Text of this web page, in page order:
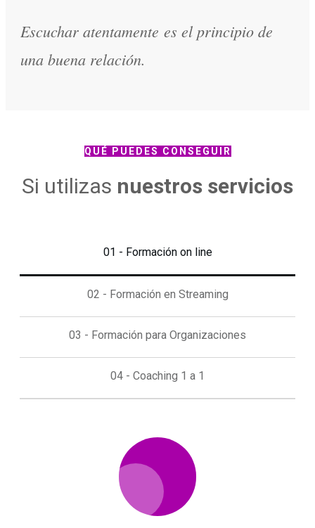
Escuchar atentamente es el principio de
una buena relación.
QUÉ PUEDES CONSEGUIR
Si utilizas nuestros servicios
01 - Formación on line
02 - Formación en Streaming
03 - Formación para Organizaciones
04 - Coaching 1 a 1